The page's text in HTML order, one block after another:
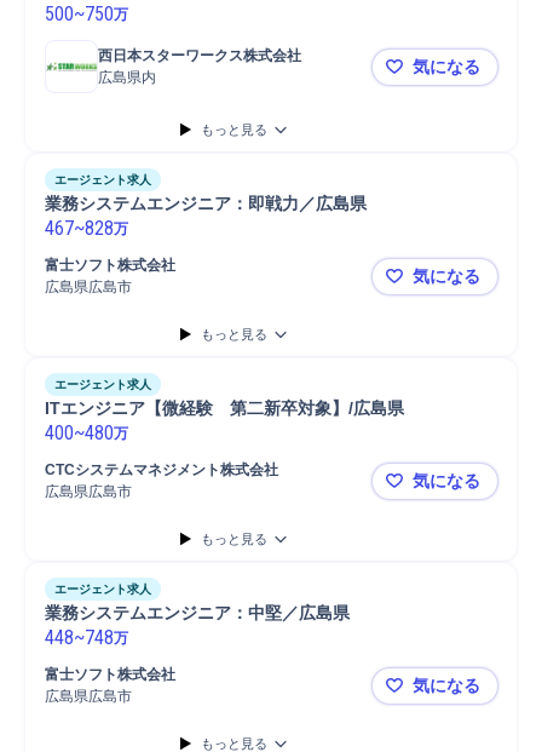
500~750万
西日本スターワークス株式会社
広島県内
【NTTグル
気になる
もっと見る
エージェント求人
業務システムエンジニア：即戦力／広島県
467~828万
富士ソフト株式会社
広島県広島市
業務システ
気になる
もっと見る
エージェント求人
ITエンジニア【微経験　第二新卒対象】/広島県
400~480万
CTCシステムマネジメント株式会社
広島県広島市
ITエンジニ
気になる
もっと見る
エージェント求人
業務システムエンジニア：中堅／広島県
448~748万
富士ソフト株式会社
広島県広島市
業務システ
気になる
もっと見る